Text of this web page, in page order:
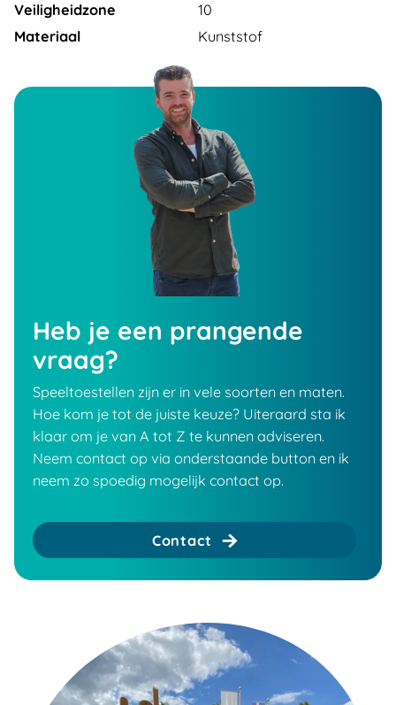
Veiligheidzone
10
Materiaal
Kunststof
Heb je een prangende
vraag?
Speeltoestellen zijn er in vele soorten en maten.
Hoe kom je tot de juiste keuze? Uiteraard sta ik
klaar om je van A tot Z te kunnen adviseren.
Neem contact op via onderstaande button en ik
neem zo spoedig mogelijk contact op.
Contact